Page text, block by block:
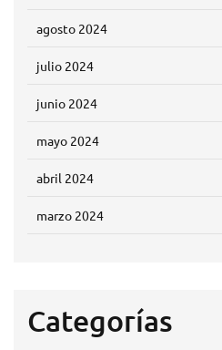
agosto 2024
julio 2024
junio 2024
mayo 2024
abril 2024
marzo 2024
Categorías